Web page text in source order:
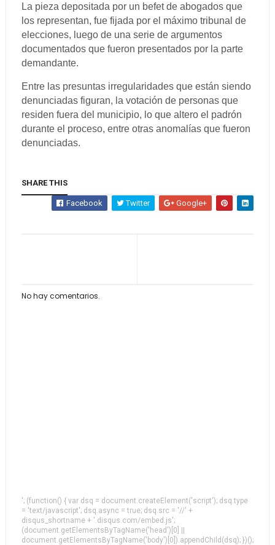
La pieza depositada por un befet de abogados que
los representan, fue fijada por el máximo tribunal de
elecciones, luego de una serie de argumentos
documentados que fueron presentados por la parte
demandante.
Entre las presuntas irregularidades que están siendo
denunciadas figuran, la votación de personas que
residen fuera del municipio, lo que altero el padrón
durante el proceso, entre otras anomalías que fueron
denunciadas.
SHARE THIS
Facebook Twitter Google+
No hay comentarios.
'; (function() { var dsq = document.createElement('script'); dsq.type
= 'text/javascript'; dsq.async = true; dsq.src = '//' +
disqus_shortname + '.disqus.com/embed.js';
(document.getElementsByTagName('head')[0] ||
document.getElementsByTagName('body')[0]).appendChild(dsq); })();